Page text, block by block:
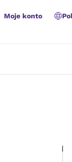
Moje konto